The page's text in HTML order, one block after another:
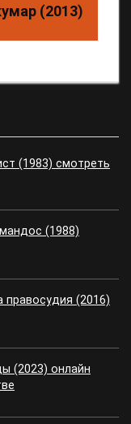
(2013)
(1983) смотреть
(1988)
правосудия (2016)
(2023) онлайн